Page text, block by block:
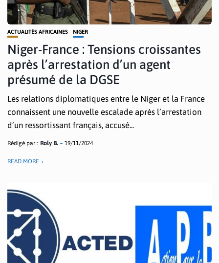
ACTUALITÉS AFRICAINES NIGER
Niger-France : Tensions croissantes
après l’arrestation d’un agent
présumé de la DGSE
Les relations diplomatiques entre le Niger et la France
connaissent une nouvelle escalade après l’arrestation
d’un ressortissant français, accusé...
Rédigé par : Roly B. 19/11/2024
READ MORE